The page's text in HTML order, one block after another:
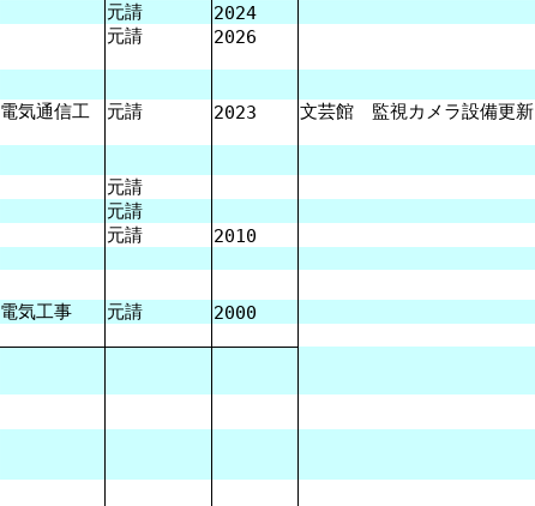
元請
2024
元請 2026
電気通信工 元請 2023 文芸館 監視カメラ設備更新
元請
元請
元請 2010
電気工事 元請 2000